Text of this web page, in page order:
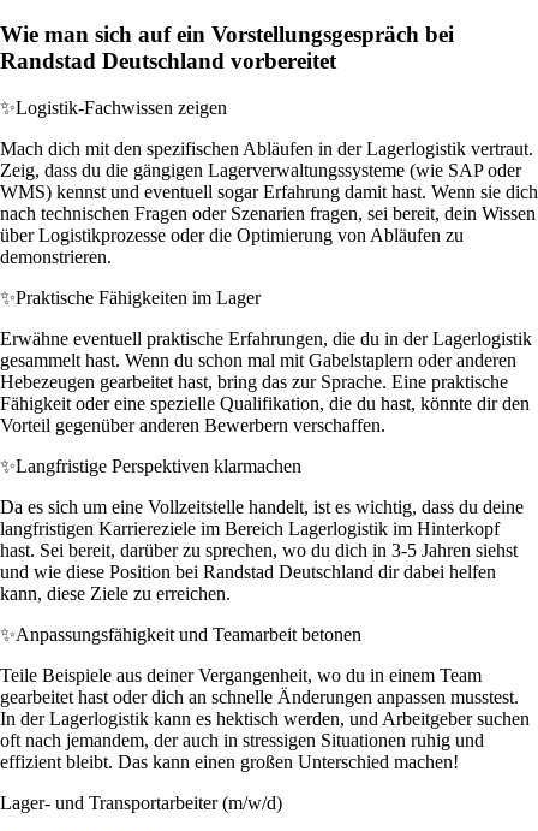
Wie man sich auf ein Vorstellungsgespräch bei
Randstad Deutschland vorbereitet
✨Logistik-Fachwissen zeigen
Mach dich mit den spezifischen Abläufen in der Lagerlogistik vertraut.
Zeig, dass du die gängigen Lagerverwaltungssysteme (wie SAP oder
WMS) kennst und eventuell sogar Erfahrung damit hast. Wenn sie dich
nach technischen Fragen oder Szenarien fragen, sei bereit, dein Wissen
über Logistikprozesse oder die Optimierung von Abläufen zu
demonstrieren.
✨Praktische Fähigkeiten im Lager
Erwähne eventuell praktische Erfahrungen, die du in der Lagerlogistik
gesammelt hast. Wenn du schon mal mit Gabelstaplern oder anderen
Hebezeugen gearbeitet hast, bring das zur Sprache. Eine praktische
Fähigkeit oder eine spezielle Qualifikation, die du hast, könnte dir den
Vorteil gegenüber anderen Bewerbern verschaffen.
✨Langfristige Perspektiven klarmachen
Da es sich um eine Vollzeitstelle handelt, ist es wichtig, dass du deine
langfristigen Karriereziele im Bereich Lagerlogistik im Hinterkopf
hast. Sei bereit, darüber zu sprechen, wo du dich in 3-5 Jahren siehst
und wie diese Position bei Randstad Deutschland dir dabei helfen
kann, diese Ziele zu erreichen.
✨Anpassungsfähigkeit und Teamarbeit betonen
Teile Beispiele aus deiner Vergangenheit, wo du in einem Team
gearbeitet hast oder dich an schnelle Änderungen anpassen musstest.
In der Lagerlogistik kann es hektisch werden, und Arbeitgeber suchen
oft nach jemandem, der auch in stressigen Situationen ruhig und
effizient bleibt. Das kann einen großen Unterschied machen!
Lager- und Transportarbeiter (m/w/d)